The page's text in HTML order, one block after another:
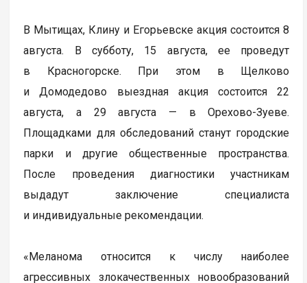
В Мытищах, Клину и Егорьевске акция состоится 8
августа. В субботу, 15 августа, ее проведут
в Красногорске. При этом в Щелково
и Домодедово выездная акция состоится 22
августа, а 29 августа — в Орехово-Зуеве.
Площадками для обследований станут городские
парки и другие общественные пространства.
После проведения диагностики участникам
выдадут заключение специалиста
и индивидуальные рекомендации.
«Меланома относится к числу наиболее
агрессивных злокачественных новообразований